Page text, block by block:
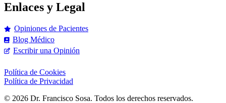
Enlaces y Legal
Opiniones de Pacientes
Blog Médico
Escribir una Opinión
Política de Cookies
Política de Privacidad
© 2026 Dr. Francisco Sosa. Todos los derechos reservados.